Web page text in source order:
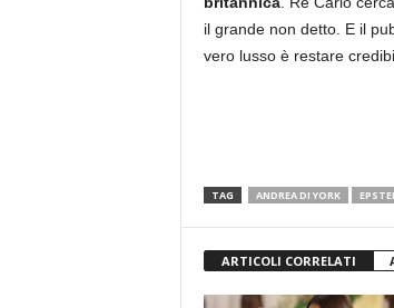
il grande non detto. E il
vero lusso è restare
TAG ANDREA DI YORK
ARTICOLI CORRELATI